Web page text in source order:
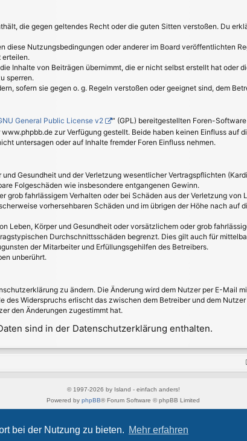
bei der Nutzung zu bieten. Mehr erfahren
die gegen geltendes Recht oder die guten Sitten verstoßen. Du
diese Nutzungsbedingungen oder anderer im Board veröffentlichten
erteilen.
Inhalte von Beiträgen übernimmt, die er nicht selbst erstellt hat oder
sperren.
sofern sie gegen o. g. Regeln verstoßen oder geeignet sind, dem
General Public License v2
“ (GPL) bereitgestellten Foren-
zur Verfügung gestellt. Beide haben keinen Einfluss auf
untersagen oder auf Inhalte fremder Foren Einfluss nehmen.
Gesundheit und der Verletzung wesentlicher Vertragspflichten
Folgeschäden wie insbesondere entgangenen Gewinn.
grob fahrlässigem Verhalten oder bei Schäden aus der Verletzung
vorhersehbaren Schäden und im übrigen der Höhe nach
Leben, Körper und Gesundheit oder vorsätzlichem oder grob
Durchschnittsschäden begrenzt. Dies gilt auch für
der Mitarbeiter und Erfüllungsgehilfen des Betreibers.
unberührt.
zu ändern. Die Änderung wird dem Nutzer per E-Mail
des Widerspruchs erlischt das zwischen dem Betreiber und dem
den Änderungen zugestimmt hat.
sind in der Datenschutzerklärung enthalten.
© 1997-2026 by Island - einfach anders!
Powered by phpBB® Forum Software © phpBB Limited
Style vonArty&halilesen
Datenschutz|Nutzungsbedingungen